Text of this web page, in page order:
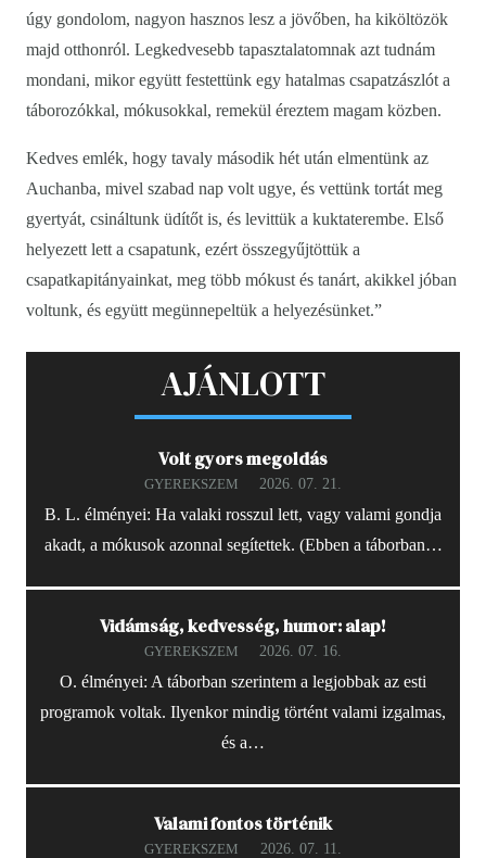
úgy gondolom, nagyon hasznos lesz a jövőben, ha kiköltözök
majd otthonról. Legkedvesebb tapasztalatomnak azt tudnám
mondani, mikor együtt festettünk egy hatalmas csapatzászlót a
táborozókkal, mókusokkal, remekül éreztem magam közben.
Kedves emlék, hogy tavaly második hét után elmentünk az
Auchanba, mivel szabad nap volt ugye, és vettünk tortát meg
gyertyát, csináltunk üdítőt is, és levittük a kuktaterembe. Első
helyezett lett a csapatunk, ezért összegyűjtöttük a
csapatkapitányainkat, meg több mókust és tanárt, akikkel jóban
voltunk, és együtt megünnepeltük a helyezésünket.”
AJÁNLOTT
Volt gyors megoldás
GYEREKSZEM 2026. 07. 21.
B. L. élményei: Ha valaki rosszul lett, vagy valami gondja
akadt, a mókusok azonnal segítettek. (Ebben a táborban…
Vidámság, kedvesség, humor: alap!
GYEREKSZEM 2026. 07. 16.
O. élményei: A táborban szerintem a legjobbak az esti
programok voltak. Ilyenkor mindig történt valami izgalmas,
és a…
Valami fontos történik
GYEREKSZEM 2026. 07. 11.